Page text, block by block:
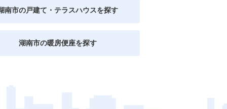
南市の戸建て・テラスハウスを探す
湖南市の暖房便座を探す